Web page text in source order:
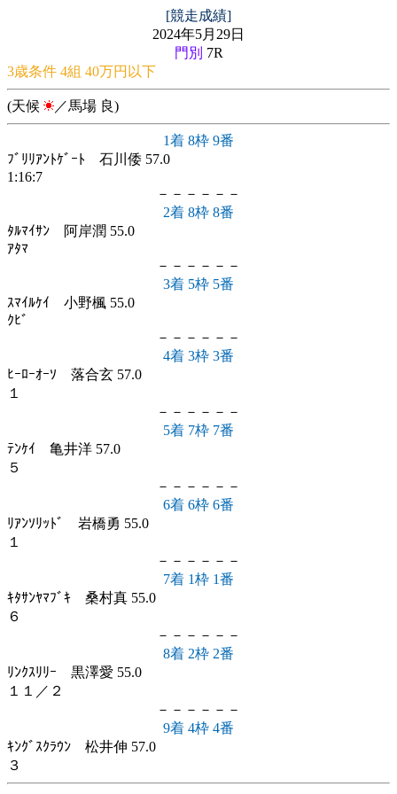
[競走成績]
2024年5月29日
門別 7R
3歳条件 4組 40万円以下
(天候 ／馬場 良)
1着 8枠 9番
ﾌﾞﾘﾘｱﾝﾄｹﾞｰﾄ 石川倭 57.0
1:16:7
－－－－－－
2着 8枠 8番
ﾀﾙﾏｲｻﾝ 阿岸潤 55.0
ｱﾀﾏ
－－－－－－
3着 5枠 5番
ｽﾏｲﾙｹｲ 小野楓 55.0
ｸﾋﾞ
－－－－－－
4着 3枠 3番
ﾋｰﾛｰｵｰｿ 落合玄 57.0
１
－－－－－－
5着 7枠 7番
ﾃﾝｹｲ 亀井洋 57.0
５
－－－－－－
6着 6枠 6番
ﾘｱﾝｿﾘｯﾄﾞ 岩橋勇 55.0
１
－－－－－－
7着 1枠 1番
ｷﾀｻﾝﾔﾏﾌﾞｷ 桑村真 55.0
６
－－－－－－
8着 2枠 2番
ﾘﾝｸｽﾘﾘｰ 黒澤愛 55.0
１１／２
－－－－－－
9着 4枠 4番
ｷﾝｸﾞｽｸﾗｳﾝ 松井伸 57.0
３